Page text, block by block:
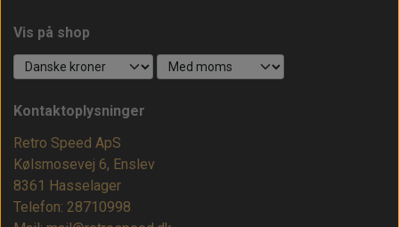
Vis på shop
Kontaktoplysninger
Retro Speed ApS
Kølsmosevej 6, Enslev
8361 Hasselager
Telefon: 28710998